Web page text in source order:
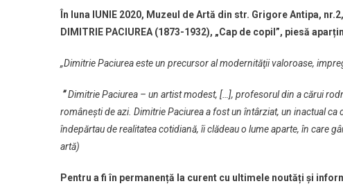
În luna IUNIE 2020, Muzeul de Artă din str. Grigore Antipa,
DIMITRIE PACIUREA (1873-1932), „Cap de copil”, piesă
„Dimitrie Paciurea este un precursor al modernităţii valoroase,
”Dimitrie Paciurea – un artist modest, […], profesorul din a cărui
românești de azi. Dimitrie Paciurea a fost un întârziat, un inactual
îndepărtau de realitatea cotidiană, îi clădeau o lume aparte, în care
artă)
Pentru a fi în permanență la curent cu ultimele noutăți și